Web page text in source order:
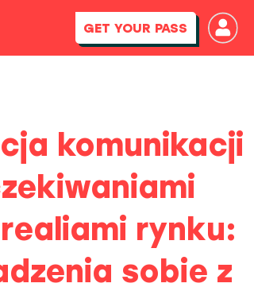
GET YOUR PASS
komunikacji
rynku:
sobie z